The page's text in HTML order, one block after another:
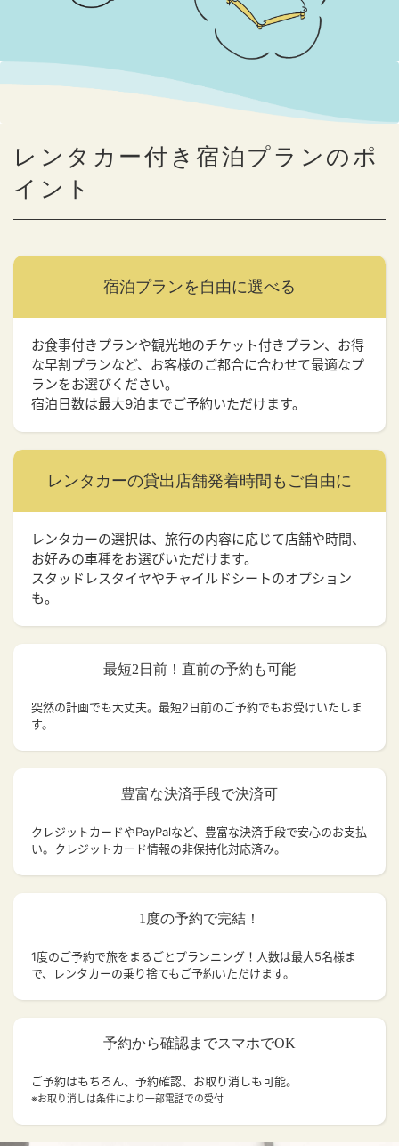
レンタカー付き宿泊プランのポ
イント
宿泊プランを 自由に選べる
お食事付きプランや観光地のチケット付きプラン、お得
な早割プランなど、お客様のご都合に合わせて最適なプ
ランをお選びください。
宿泊日数は最大9泊までご予約いただけます。
レンタカーの貸出店舗発着時間もご自由に
レンタカーの選択は、旅行の内容に応じて店舗や時間、
お好みの車種をお選びいただけます。
スタッドレスタイヤやチャイルドシートのオプション
も。
最短2日前！直前の予約も可能
突然の計画でも大丈夫。 最短2日前のご予約でもお受けいたしま
す。
豊富な決済手段で決済可
クレジットカードやPayPalなど、豊富な決済手段で安心のお支払
い。クレジットカード情報の非保持化対応済み。
1度の予約で完結！
1度のご予約で旅をまるごとプランニング！人数は最大5名様ま
で、レンタカーの乗り捨てもご予約いただけます。
予約から確認までスマホでOK
ご予約はもちろん、予約確認、お取り消しも可能。
※お取り消しは条件により一部電話での受付